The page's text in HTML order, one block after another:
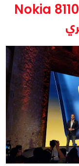
نوكيا تعلن رسمياً عن هاتف Nokia 8110